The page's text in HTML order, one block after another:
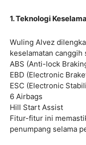
1. Teknologi
Wuling Alvez
keselamatan canggih
ABS (Anti-lock
EBD (Electronic
ESC (Electronic
6 Airbags
Hill Start Assist
Fitur-fitur ini
penumpang selama